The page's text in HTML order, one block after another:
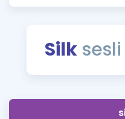
Sözlük
Silk